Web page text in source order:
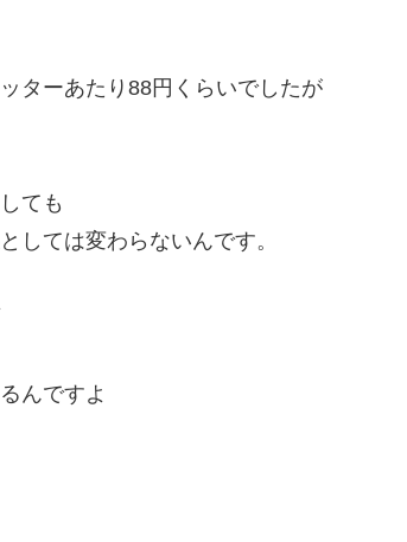
ターあたり88円くらいでしたが
ても
しては変わらないんです。
んですよ